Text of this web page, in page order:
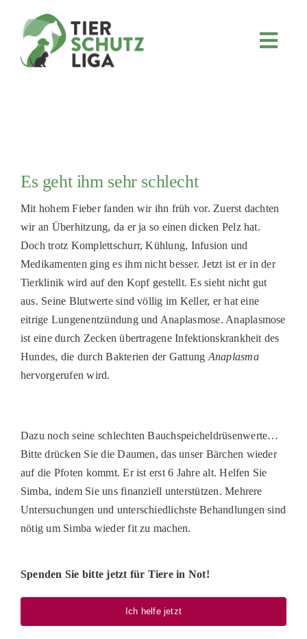
FÖRDERN & VERERBEN
KOOPERATIONEN
4KIDS
TIERHEIMTIERE
TIERHEIME
PATENSCHAFTEN
HELFER WERDEN
RATGEBER
Es geht ihm sehr schlecht
Mit hohem Fieber fanden wir ihn früh vor. Zuerst dachten
wir an Überhitzung, da er ja so einen dicken Pelz hat.
Doch trotz Komplettschurr, Kühlung, Infusion und
Medikamenten ging es ihm nicht besser. Jetzt ist er in der
Tierklinik wird auf den Kopf gestellt. Es sieht nicht gut
aus. Seine Blutwerte sind völlig im Keller, er hat eine
eitrige Lungenentzündung und Anaplasmose. Anaplasmose
ist eine durch Zecken übertragene Infektionskrankheit des
Hundes, die durch Bakterien der Gattung Anaplasma
hervorgerufen wird.
Dazu noch seine schlechten Bauchspeicheldrüsenwerte…
Bitte drücken Sie die Daumen, das unser Bärchen wieder
auf die Pfoten kommt. Er ist erst 6 Jahre alt. Helfen Sie
Simba, indem Sie uns finanziell unterstützen. Mehrere
Untersuchungen und unterschiedlichste Behandlungen sind
nötig um Simba wieder fit zu machen.
Spenden Sie bitte jetzt für Tiere in Not!
Ich helfe jetzt